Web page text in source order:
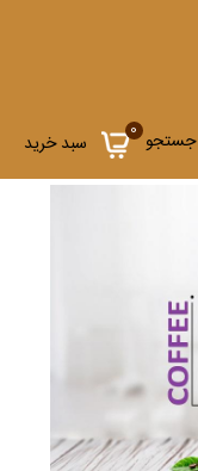
0 سبد خرید جستجو